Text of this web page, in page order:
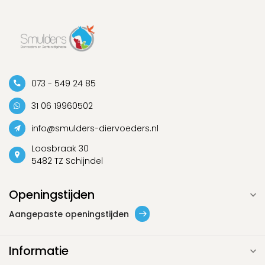
073 - 549 24 85
31 06 19960502
info@smulders-diervoeders.nl
Loosbraak 30
5482 TZ Schijndel
Openingstijden
Aangepaste openingstijden
Informatie